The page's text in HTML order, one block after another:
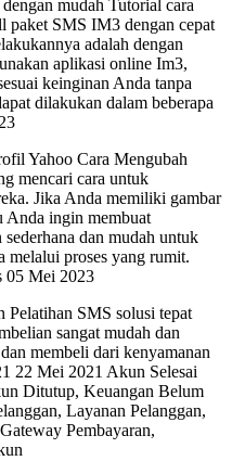
mudah Tutorial cara
SMS IM3 dengan cepat
adalah dengan
aplikasi online Im3,
keinginan Anda tanpa
dilakukan dalam beberapa
Yahoo Cara Mengubah
mencari cara untuk
Jika Anda memiliki gambar
Anda ingin membuat
dan mudah untuk
melalui proses yang rumit.
05 Mei 2023
SMS solusi tepat
sangat mudah dan
membeli dari kenyamanan
22 Mei 2021 Akun Selesai
Ditutup, Keuangan Belum
Layanan Pelanggan,
Pembayaran,